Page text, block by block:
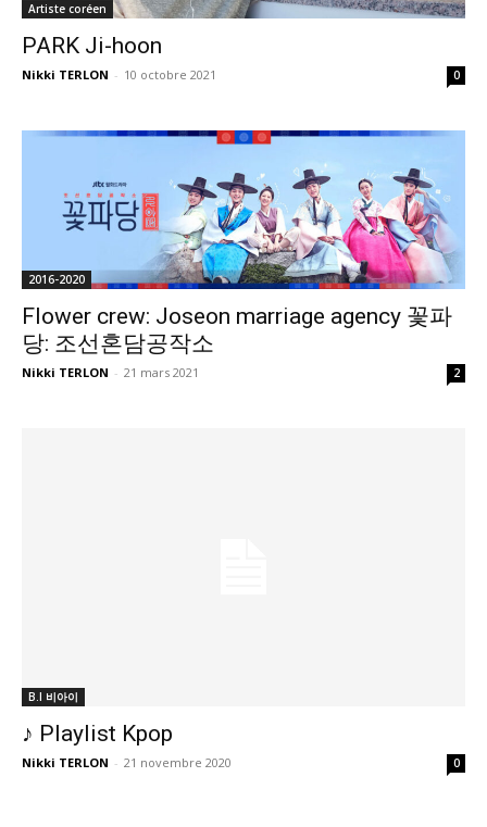
Artiste coréen
PARK Ji-hoon
Nikki TERLON - 10 octobre 2021 0
2016-2020
Flower crew: Joseon marriage agency 꽃파
당: 조선혼담공작소
Nikki TERLON - 21 mars 2021 2
B.I 비아이
♪ Playlist Kpop
Nikki TERLON - 21 novembre 2020 0